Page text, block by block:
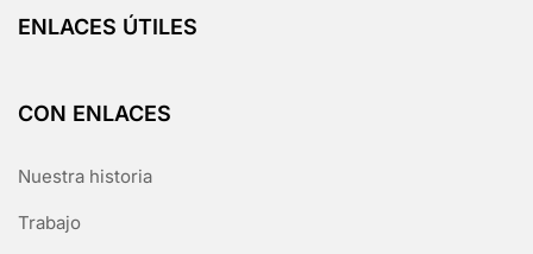
ENLACES ÚTILES
CON ENLACES
Nuestra historia
Trabajo